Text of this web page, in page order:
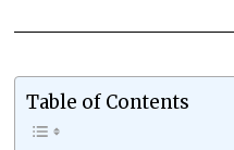
Table of Contents